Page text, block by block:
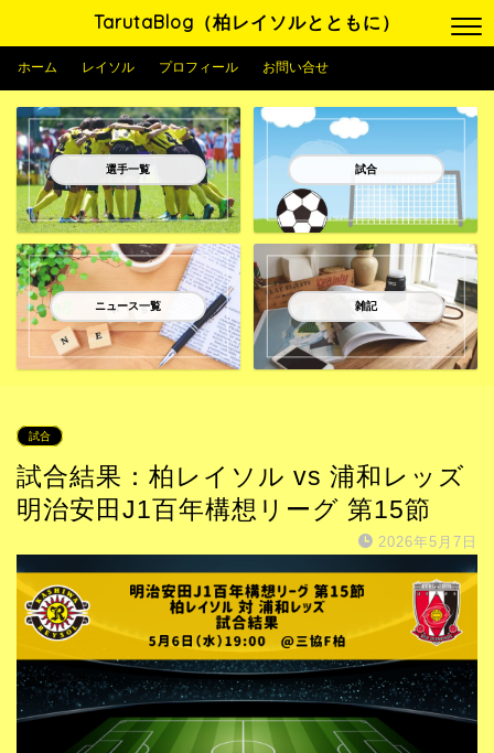
TarutaBlog（柏レイソルとともに）
ホーム レイソル プロフィール お問い合せ
選手一覧 試合
ニュース一覧 雑記
試合
試合結果：柏レイソル vs 浦和レッズ
明治安田J1百年構想リーグ 第15節
2026年5月7日